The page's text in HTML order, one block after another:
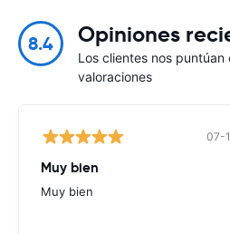
8.4 Opiniones
Los clientes nos
valoraciones
07-
Muy bien
Muy bien